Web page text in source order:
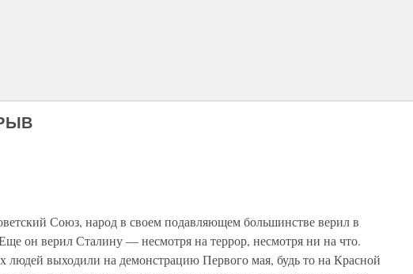
Союз, народ в своем подавляющем большинстве верил в
он верил Сталину — несмотря на террор, несмотря ни на что.
людей выходили на демонстрацию Первого мая, будь то на Красной